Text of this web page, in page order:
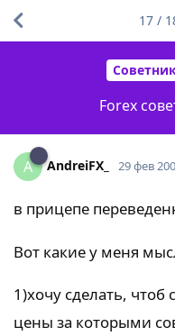
Forex
17/
A AndreiFX_ 29 фев
в прицепе
Вот какие у меня
1)хочу сделать,
цены за которыми